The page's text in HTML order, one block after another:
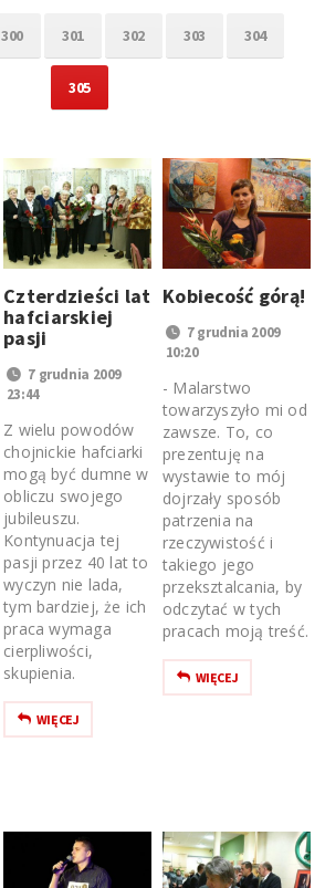
300 301 302 303 304
305
Czterdzieści lat
hafciarskiej
pasji
7 grudnia 2009
23:44
Z wielu powodów
chojnickie hafciarki
mogą być dumne w
obliczu swojego
jubileuszu.
Kontynuacja tej
pasji przez 40 lat to
wyczyn nie lada,
tym bardziej, że ich
praca wymaga
cierpliwości,
skupienia.
WIĘCEJ
Kobiecość górą!
7 grudnia 2009
10:20
- Malarstwo
towarzyszyło mi od
zawsze. To, co
prezentuję na
wystawie to mój
dojrzały sposób
patrzenia na
rzeczywistość i
takiego jego
przeksztalcania, by
odczytać w tych
pracach moją treść.
WIĘCEJ